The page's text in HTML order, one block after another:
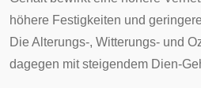
höhere Festigkeiten und
Die Alterungs-, Witterungs- und
dagegen mit steigendem Dien-